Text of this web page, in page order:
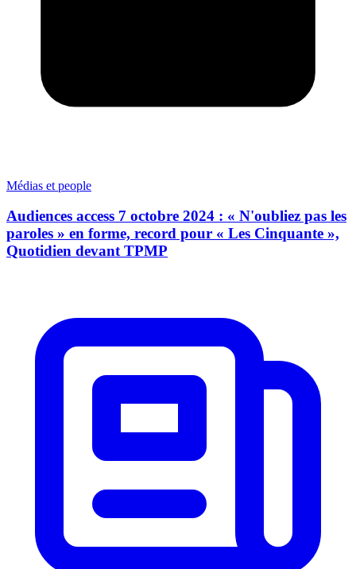
Médias et people
Audiences access 7 octobre 2024 : « N'oubliez pas les
paroles » en forme, record pour « Les Cinquante »,
Quotidien devant TPMP